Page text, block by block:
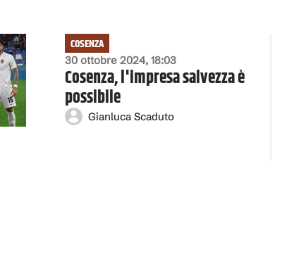
30 ottobre 2024, 18:03
COSENZA
Cosenza, l'impresa salvezza è
possibile
Gianluca Scaduto